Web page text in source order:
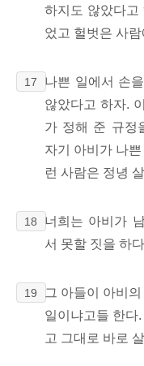
하지도 않았다고
었고 헐벗은 사
17
나쁜 일에서 손
않았다고 하자.
가 정해 준 규정
자기 아비가 나
런 사람은 정녕
18
너희는 아비가
서 못할 짓을 하
19
그 아들이 아비
일이냐고들 한다
고 그대로 바로